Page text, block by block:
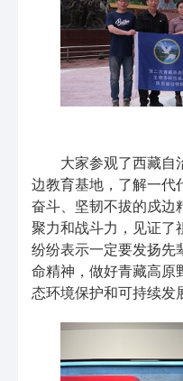
大家参观了西藏自
边教育基地，了解一代
奋斗、坚韧不拔的戍边
聚力和战斗力，见证了
纷纷表示一定要发扬先
命精神，做好青藏高原
态环境保护和可持续发